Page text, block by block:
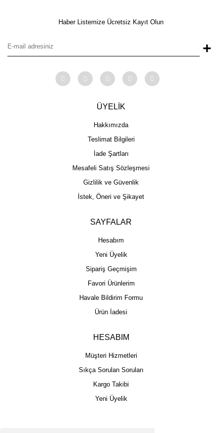
Haber Listemize Ücretsiz Kayıt Olun
+
ÜYELİK
Hakkımızda
Teslimat Bilgileri
İade Şartları
Mesafeli Satış Sözleşmesi
Gizlilik ve Güvenlik
İstek, Öneri ve Şikayet
SAYFALAR
Hesabım
Yeni Üyelik
Sipariş Geçmişim
Favori Ürünlerim
Havale Bildirim Formu
Ürün İadesi
HESABIM
Müşteri Hizmetleri
Sıkça Sorulan Soruları
Kargo Takibi
Yeni Üyelik